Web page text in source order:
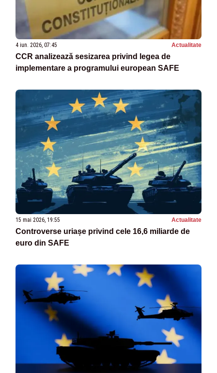
4 iun. 2026, 07:45 Actualitate
CCR analizează sesizarea privind legea de
implementare a programului european SAFE
15 mai 2026, 19:55 Actualitate
Controverse uriașe privind cele 16,6 miliarde de
euro din SAFE